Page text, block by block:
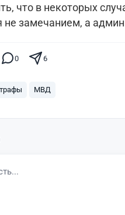
что в некоторых
не замечанием, а
0 6
МВД